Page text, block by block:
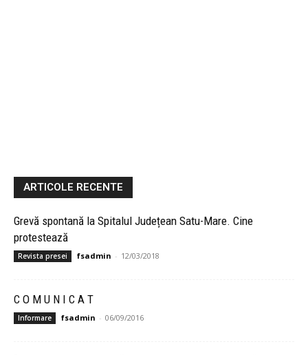
ARTICOLE RECENTE
Grevă spontană la Spitalul Județean Satu-Mare. Cine
protestează
Revista presei fsadmin - 12/03/2018
C O M U N I C A T
Informare fsadmin - 06/09/2016